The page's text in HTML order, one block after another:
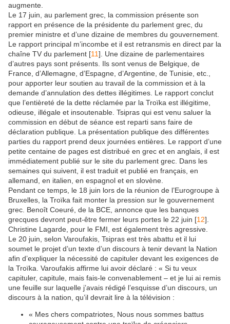
augmente.
Le 17 juin, au parlement grec, la commission présente son
rapport en présence de la présidente du parlement grec, du
premier ministre et d’une dizaine de membres du gouvernement.
Le rapport principal m’incombe et il est retransmis en direct par la
chaîne TV du parlement [11] . Une dizaine de parlementaires
d’autres pays sont présents. Ils sont venus de Belgique, de
France, d’Allemagne, d’Espagne, d’Argentine, de Tunisie, etc.,
pour apporter leur soutien au travail de la commission et à la
demande d’annulation des dettes illégitimes. Le rapport conclut
que l’entièreté de la dette réclamée par la Troïka est illégitime,
odieuse, illégale et insoutenable. Tsipras qui est venu saluer la
commission en début de séance est reparti sans faire de
déclaration publique. La présentation publique des différentes
parties du rapport prend deux journées entières. Le rapport d’une
petite centaine de pages est distribué en grec et en anglais, il est
immédiatement publié sur le site du parlement grec. Dans les
semaines qui suivent, il est traduit et publié en français, en
allemand, en italien, en espagnol et en slovène.
Pendant ce temps, le 18 juin lors de la réunion de l’Eurogroupe à
Bruxelles, la Troïka fait monter la pression sur le gouvernement
grec. Benoît Coeuré, de la BCE, annonce que les banques
grecques devront peut-être fermer leurs portes le 22 juin [12]
Christine Lagarde, pour le FMI, est également très agressive.
Le 20 juin, selon Varoufakis, Tsipras est très abattu et il lui
soumet le projet d’un texte d’un discours à tenir devant la Nation
afin d’expliquer la nécessité de capituler devant les exigences de
la Troïka. Varoufakis affirme lui avoir déclaré : « Si tu veux
capituler, capitule, mais fais-le convenablement – et je lui ai remis
une feuille sur laquelle j’avais rédigé l’esquisse d’un discours, un
discours à la nation, qu’il devrait lire à la télévision :
« Mes chers compatriotes, Nous nous sommes battus